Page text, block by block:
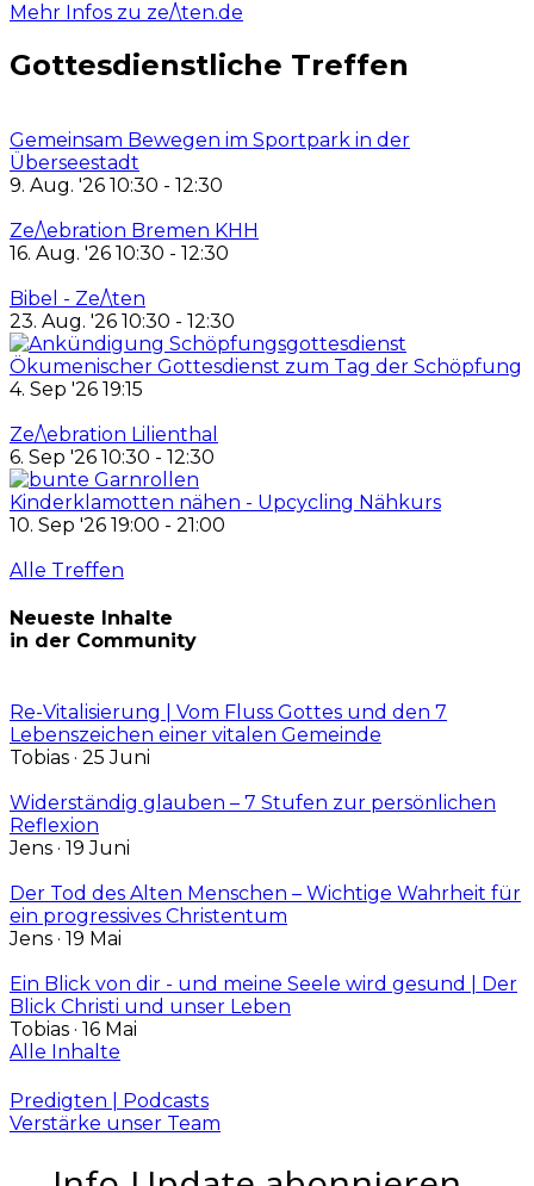
Mehr Infos zu ze/\ten.de
Gottesdienstliche Treffen
Gemeinsam Bewegen im Sportpark in der
Überseestadt
9. Aug. '26 10:30 - 12:30
Ze/\ebration Bremen KHH
16. Aug. '26 10:30 - 12:30
Bibel - Ze/\ten
23. Aug. '26 10:30 - 12:30
Ökumenischer Gottesdienst zum Tag der Schöpfung
4. Sep '26 19:15
Ze/\ebration Lilienthal
6. Sep '26 10:30 - 12:30
Kinderklamotten nähen - Upcycling Nähkurs
10. Sep '26 19:00 - 21:00
Alle Treffen
Neueste Inhalte
in der Community
Re-Vitalisierung | Vom Fluss Gottes und den 7
Lebenszeichen einer vitalen Gemeinde
Tobias · 25 Juni
Widerständig glauben – 7 Stufen zur persönlichen
Reflexion
Jens · 19 Juni
Der Tod des Alten Menschen – Wichtige Wahrheit für
ein progressives Christentum
Jens · 19 Mai
Ein Blick von dir - und meine Seele wird gesund | Der
Blick Christi und unser Leben
Tobias · 16 Mai
Alle Inhalte
Predigten | Podcasts
Verstärke unser Team